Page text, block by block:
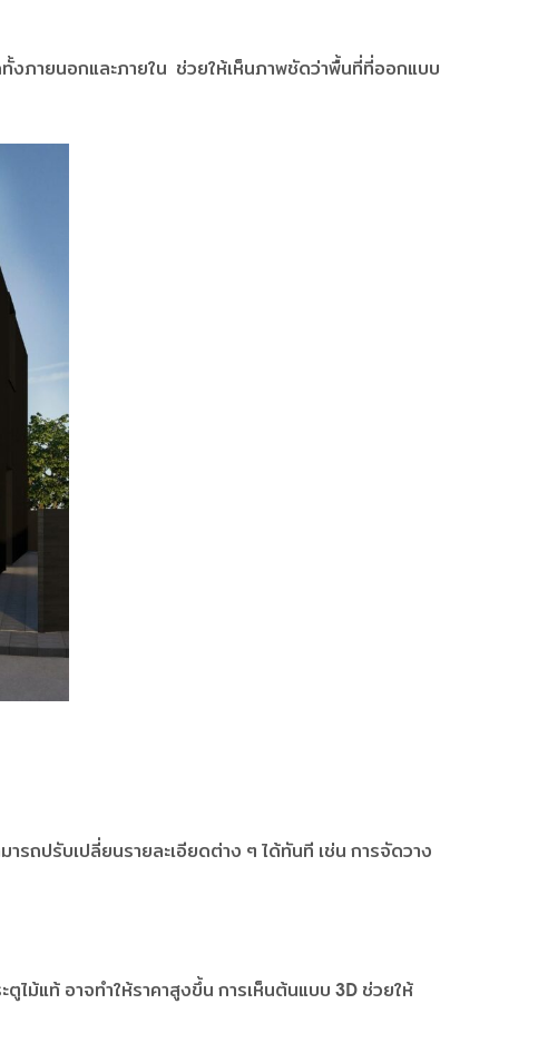
งภายนอกและภายใน ช่วยให้เห็นภาพชัดว่าพื้นที่ที่ออกแบบ
ารถปรับเปลี่ยนรายละเอียดต่าง ๆ ได้ทันที เช่น การจัดวาง
ไม้แท้ อาจทำให้ราคาสูงขึ้น การเห็นต้นแบบ 3D ช่วยให้